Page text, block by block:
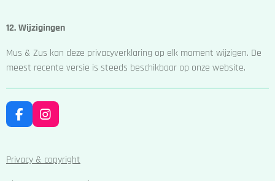
12. Wijzigingen
Mus & Zus kan deze privacyverklaring op elk moment wijzigen. De
meest recente versie is steeds beschikbaar op onze website.
F
a
b
I
n
a
Privacy & copyright